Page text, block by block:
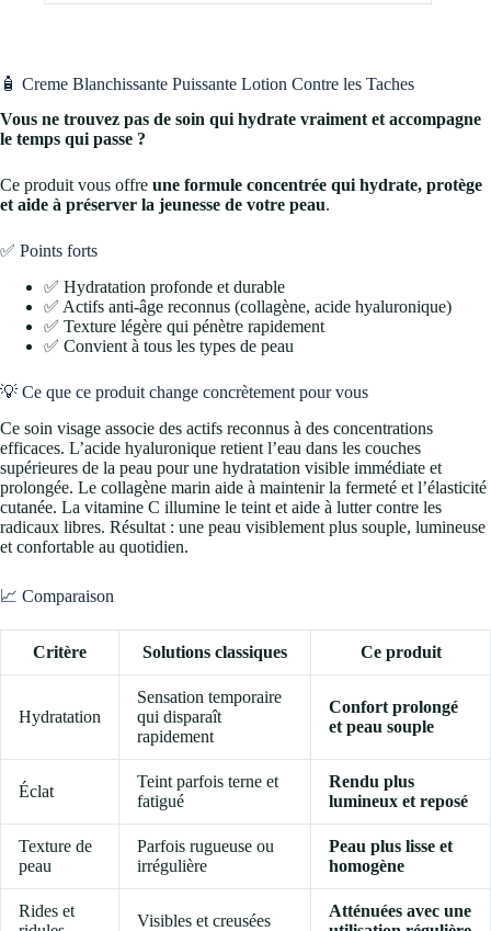
🧴 Creme Blanchissante Puissante Lotion Contre les Taches
Vous ne trouvez pas de soin qui hydrate vraiment et accompagne
le temps qui passe ?
Ce produit vous offre une formule concentrée qui hydrate, protège
et aide à préserver la jeunesse de votre peau.
✅ Points forts
✅ Hydratation profonde et durable
✅ Actifs anti-âge reconnus (collagène, acide hyaluronique)
✅ Texture légère qui pénètre rapidement
✅ Convient à tous les types de peau
💡 Ce que ce produit change concrètement pour vous
Ce soin visage associe des actifs reconnus à des concentrations
efficaces. L’acide hyaluronique retient l’eau dans les couches
supérieures de la peau pour une hydratation visible immédiate et
prolongée. Le collagène marin aide à maintenir la fermeté et l’élasticité
cutanée. La vitamine C illumine le teint et aide à lutter contre les
radicaux libres. Résultat : une peau visiblement plus souple, lumineuse
et confortable au quotidien.
📈 Comparaison
Critère Solutions classiques Ce produit
Hydratation
Sensation temporaire
qui disparaît
rapidement
Confort prolongé
et peau souple
Éclat
Teint parfois terne et
fatigué
Rendu plus
lumineux et reposé
Texture de
peau
Parfois rugueuse ou
irrégulière
Peau plus lisse et
homogène
Rides et
Visibles et creusées
Atténuées avec une